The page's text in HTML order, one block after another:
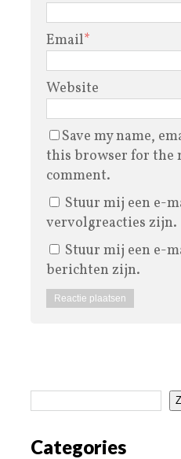
Email*
Website
Save my name,
this browser for the
comment.
Stuur mij een e-
vervolgreacties zijn.
Stuur mij een e-
berichten zijn.
Categories